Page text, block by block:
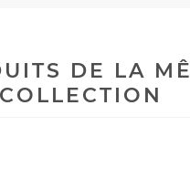
DE LA
COLLECTION